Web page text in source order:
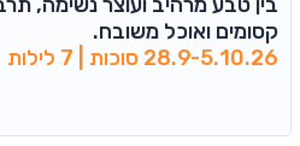
קסומים ואוכל משובח.
28.9-5.10.26 סוכות | 7 לילות | גיאורגיה